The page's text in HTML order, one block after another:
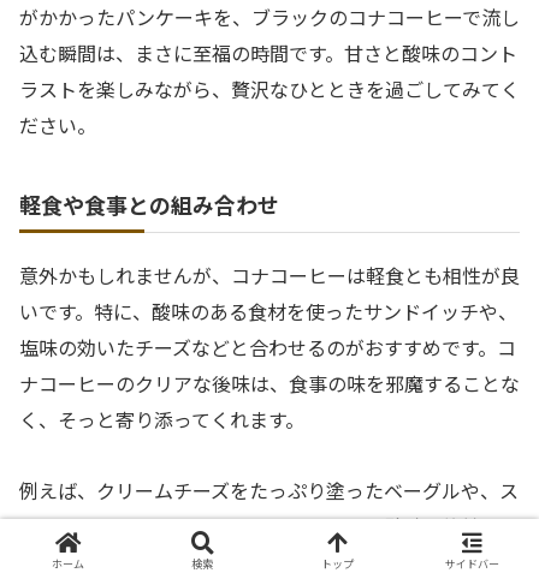
がかかったパンケーキを、ブラックのコナコーヒーで流し
込む瞬間は、まさに至福の時間です。甘さと酸味のコント
ラストを楽しみながら、贅沢なひとときを過ごしてみてく
ださい。
軽食や食事との組み合わせ
意外かもしれませんが、コナコーヒーは軽食とも相性が良
いです。特に、酸味のある食材を使ったサンドイッチや、
塩味の効いたチーズなどと合わせるのがおすすめです。コ
ナコーヒーのクリアな後味は、食事の味を邪魔することな
く、そっと寄り添ってくれます。
例えば、クリームチーズをたっぷり塗ったベーグルや、ス
モークサーモンなどは、コーヒーの明るい酸味と絶妙にマ
ッチします。朝食だけでなく、ブランチやランチタイムの
ホーム 検索 トップ サイドバー